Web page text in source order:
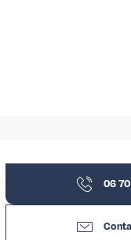
Ouverture
06